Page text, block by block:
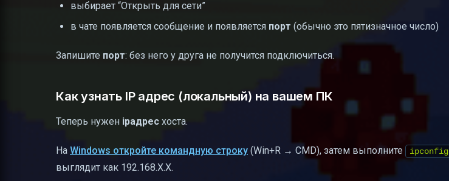
выбирает “Открыть для сети”
в чате появляется сообщение и появляется порт (обычно это пятизначное число)
Запишите порт: без него у друга не получится подключиться.
Как узнать IP адрес (локальный) на вашем ПК
Теперь нужен ipадрес хоста.
На Windows откройте командную строку (Win+R → CMD), затем выполните ipconfig
выглядит как 192.168.X.X.